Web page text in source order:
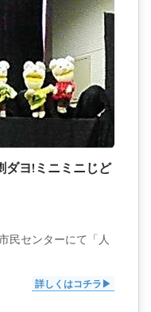
ダヨ!ミニミニじど
民センターにて「人
詳しくはコチラ